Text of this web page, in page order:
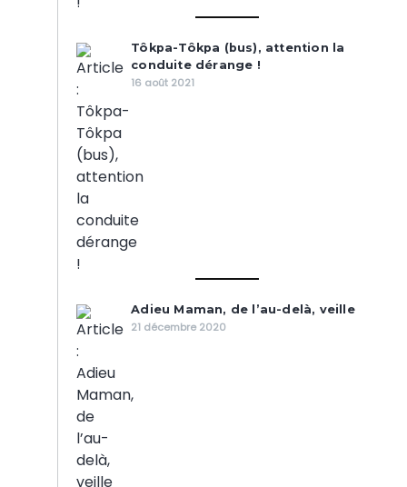
Tôkpa-Tôkpa (bus), attention la
conduite dérange !
16 août 2021
Adieu Maman, de l’au-delà, veille
21 décembre 2020